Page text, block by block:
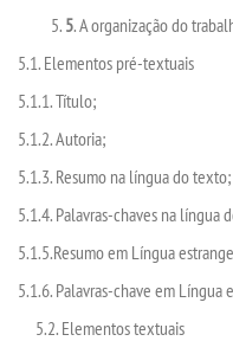
MATRIZ
NIVELAMENTO
PDI
PORTARIAS
5. A organização do
5.1. Elementos pré-textuais
5.1.1. Título;
5.1.2. Autoria;
5.1.3. Resumo na língua do texto;
5.1.4. Palavras-chaves na língua
5.1.5.Resumo em Língua
5.1.6. Palavras-chave em Língua
5.2. Elementos textuais